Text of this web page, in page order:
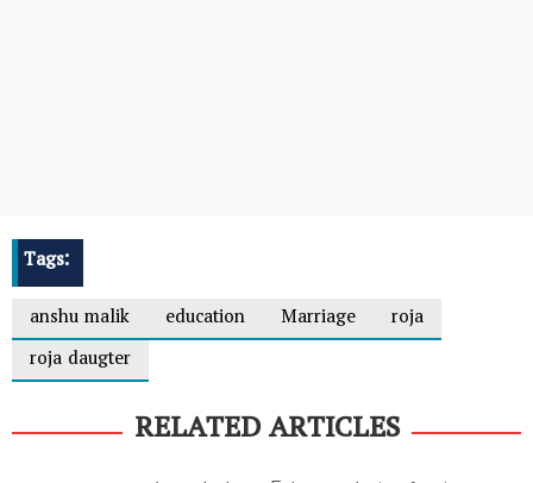
Tags:
anshu malik
education Marriage
roja
roja daugter
RELATED ARTICLES